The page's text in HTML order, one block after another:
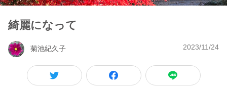
綺麗になって
菊池紀久子 2023/11/24